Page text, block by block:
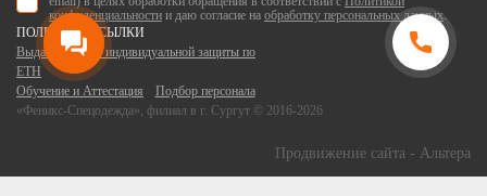
конфиденциальности и даю согласие на обработку персональных данных.
«Феникс-Спецодежда», филиал в г. Сургут © 2016-2026
ПОЛЕЗНЫЕ ССЫЛКИ
Выдача средств индивидуальной защиты по
ЕТН
Обучение и Аттестация
Подбор персонала
Продвижение сайта - Альтера